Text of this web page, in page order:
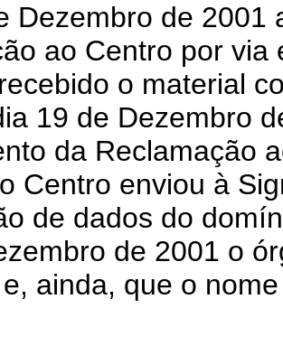
Dezembro de 2001
ao Centro por
o material
19 de Dezembro
da Reclamação
Centro enviou à
de dados do
de 2001 o
ainda, que o